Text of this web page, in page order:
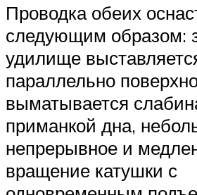
Проводка обеих
следующим образом:
удилище
параллельно
выматывается
приманкой дна,
непрерывное и
вращение катушки с